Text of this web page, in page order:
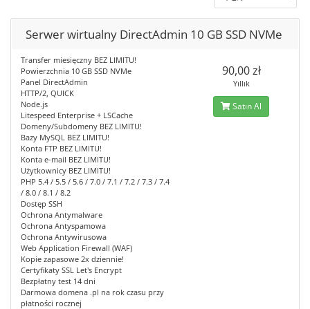
Serwer wirtualny DirectAdmin 10 GB SSD NVMe
Transfer miesięczny BEZ LIMITU!
Powierzchnia 10 GB SSD NVMe
Panel DirectAdmin
HTTP/2, QUICK
Node.js
Litespeed Enterprise + LSCache
Domeny/Subdomeny BEZ LIMITU!
Bazy MySQL BEZ LIMITU!
Konta FTP BEZ LIMITU!
Konta e-mail BEZ LIMITU!
Użytkownicy BEZ LIMITU!
PHP 5.4 / 5.5 / 5.6 / 7.0 / 7.1 / 7.2 / 7.3 / 7.4
/ 8.0 / 8.1 / 8.2
Dostęp SSH
Ochrona Antymalware
Ochrona Antyspamowa
Ochrona Antywirusowa
Web Application Firewall (WAF)
Kopie zapasowe 2x dziennie!
Certyfikaty SSL Let's Encrypt
Bezpłatny test 14 dni
Darmowa domena .pl na rok czasu przy
płatności rocznej
90,00 zł
Yıllık
Satın Al